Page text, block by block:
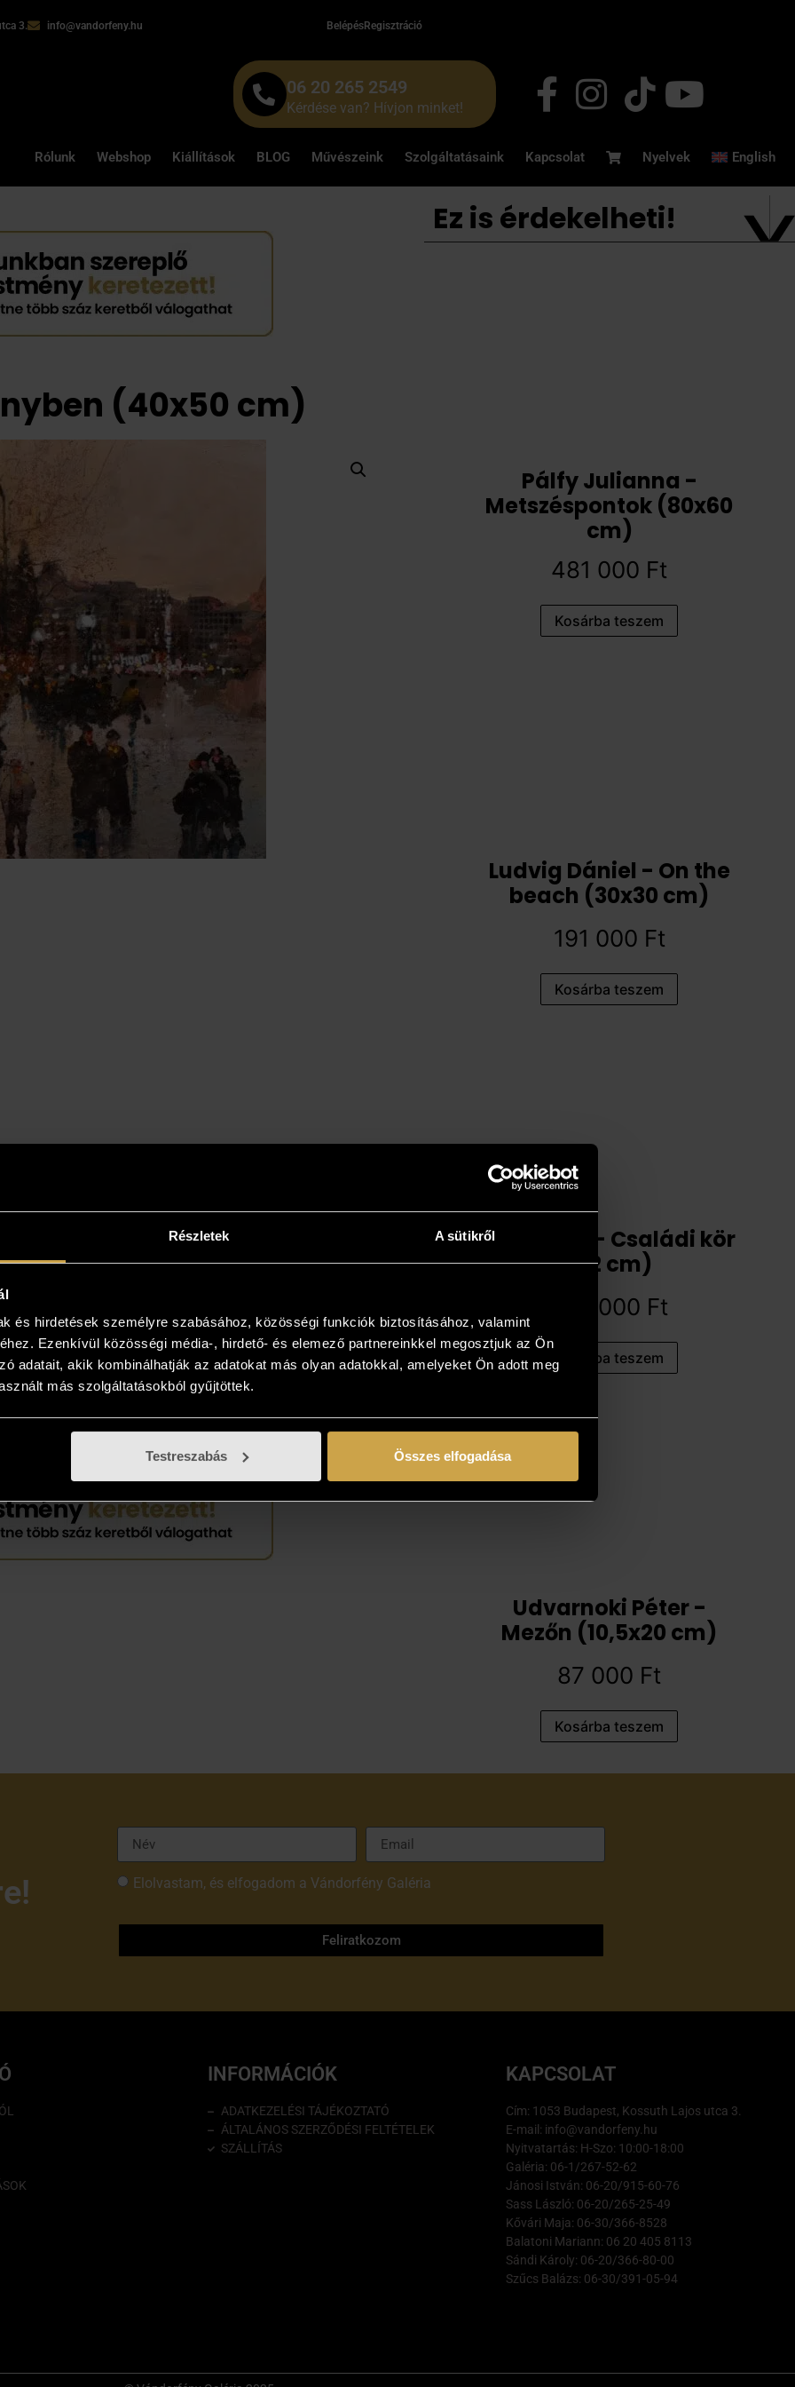
Részletek A sütikről
és hirdetések személyre szabásához, közösségi funkciók biztosításához, valamint
Ezenkívül közösségi média-, hirdető- és elemező partnereinkkel megosztjuk az Ön
adatait, akik kombinálhatják az adatokat más olyan adatokkal, amelyeket Ön adott meg
más szolgáltatásokból gyűjtöttek.
Testreszabás Összes elfogadása
3. info@vandorfeny.hu BelépésRegisztráció
06 20 265 2549
Kérdése van? Hívjon minket!
Rólunk Webshop Kiállítások BLOG Művészeink Szolgáltatásaink Kapcsolat Nyelvek English
(40x50 cm)
a műalkotás elnyerte tetszését
is megtekinteni az új kedvencét, kollégáink
viszik és bemutatják azt! Több is tetszik? Nem
Gyűjtse össze az Önnek tetsző
és vásárolja meg azt, ami élőben a
tetszik!
Ez is érdekelheti!
Pálfy Julianna -
Metszéspontok (80x60
cm)
481 000 Ft
Kosárba teszem
Ludvig Dániel - On the
beach (30x30 cm)
191 000 Ft
Kosárba teszem
Bán Klára - Családi kör
(32 cm)
297 000 Ft
Kosárba teszem
Udvarnoki Péter -
Mezőn (10,5x20 cm)
87 000 Ft
Kosárba teszem
Elolvastam, és elfogadom a Vándorfény Galéria
Feliratkozom
INFORMÁCIÓK
ADATKEZELÉSI TÁJÉKOZTATÓ
ÁLTALÁNOS SZERZŐDÉSI FELTÉTELEK
SZÁLLÍTÁS
KAPCSOLAT
Cím: 1053 Budapest, Kossuth Lajos utca 3.
E-mail: info@vandorfeny.hu
Nyitvatartás: H-Szo: 10:00-18:00
Galéria: 06-1/267-52-62
Jánosi István: 06-20/915-60-76
Sass László: 06-20/265-25-49
Kővári Maja: 06-30/366-8528
Balatoni Mariann: 06 20 405 8113
Sándi Károly: 06-20/366-80-00
Szűcs Balázs: 06-30/391-05-94